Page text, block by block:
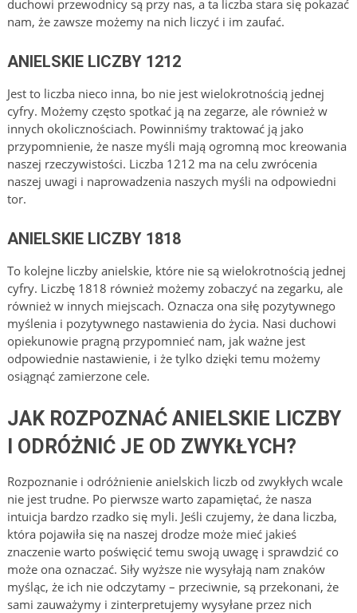
duchowi przewodnicy są przy nas, a ta liczba stara się pokazać
nam, że zawsze możemy na nich liczyć i im zaufać.
ANIELSKIE LICZBY 1212
Jest to liczba nieco inna, bo nie jest wielokrotnością jednej
cyfry. Możemy często spotkać ją na zegarze, ale również w
innych okolicznościach. Powinniśmy traktować ją jako
przypomnienie, że nasze myśli mają ogromną moc kreowania
naszej rzeczywistości. Liczba 1212 ma na celu zwrócenia
naszej uwagi i naprowadzenia naszych myśli na odpowiedni
tor.
ANIELSKIE LICZBY 1818
To kolejne liczby anielskie, które nie są wielokrotnością jednej
cyfry. Liczbę 1818 również możemy zobaczyć na zegarku, ale
również w innych miejscach. Oznacza ona siłę pozytywnego
myślenia i pozytywnego nastawienia do życia. Nasi duchowi
opiekunowie pragną przypomnieć nam, jak ważne jest
odpowiednie nastawienie, i że tylko dzięki temu możemy
osiągnąć zamierzone cele.
JAK ROZPOZNAĆ ANIELSKIE LICZBY
I ODRÓŻNIĆ JE OD ZWYKŁYCH?
Rozpoznanie i odróżnienie anielskich liczb od zwykłych wcale
nie jest trudne. Po pierwsze warto zapamiętać, że nasza
intuicja bardzo rzadko się myli. Jeśli czujemy, że dana liczba,
która pojawiła się na naszej drodze może mieć jakieś
znaczenie warto poświęcić temu swoją uwagę i sprawdzić co
może ona oznaczać. Siły wyższe nie wysyłają nam znaków
myśląc, że ich nie odczytamy – przeciwnie, są przekonani, że
sami zauważymy i zinterpretujemy wysyłane przez nich